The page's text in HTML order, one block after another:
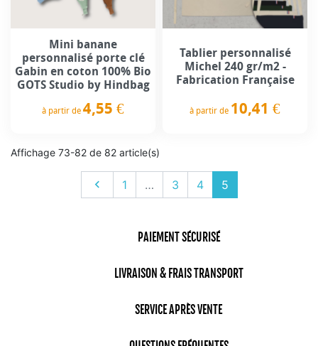
Mini banane
personnalisé porte clé
Gabin en coton 100% Bio
GOTS Studio by Hindbag
à partir de 4,55 €
Tablier personnalisé
Michel 240 gr/m2 -
Fabrication Française
à partir de 10,41 €
Affichage 73-82 de 82 article(s)
Précédent
 1 … 3 4 5
PAIEMENT SÉCURISÉ
LIVRAISON & FRAIS TRANSPORT
SERVICE APRÈS VENTE